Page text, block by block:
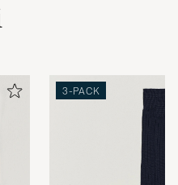
(storlek 47)
IL SU CAREOFCARL.SE
3-PACK